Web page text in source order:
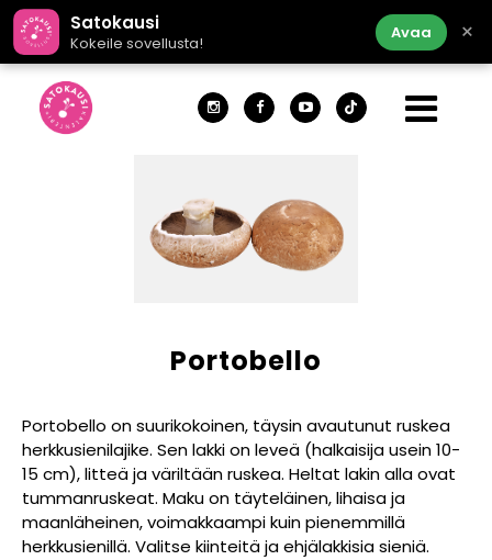
Satokausi
Kokeile sovellusta!
Avaa ×
Portobello
Portobello on suurikokoinen, täysin avautunut ruskea
herkkusienilajike. Sen lakki on leveä (halkaisija usein 10-
15 cm), litteä ja väriltään ruskea. Heltat lakin alla ovat
tummanruskeat. Maku on täyteläinen, lihaisa ja
maanläheinen, voimakkaampi kuin pienemmillä
herkkusienillä. Valitse kiinteitä ja ehjälakkisia sieniä.